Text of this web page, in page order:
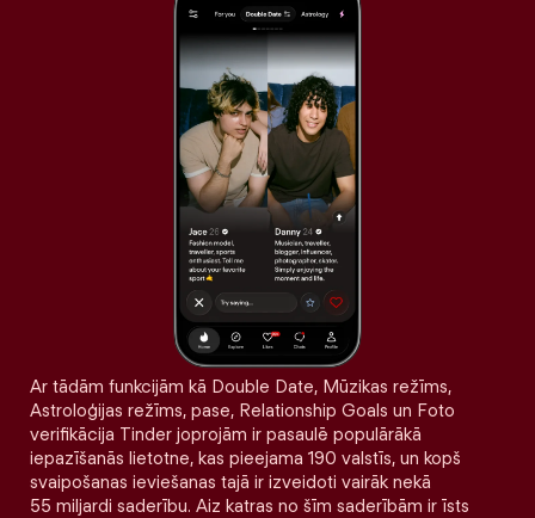
Ar tādām funkcijām kā Double Date, Mūzikas režīms,
Astroloģijas režīms, pase, Relationship Goals un Foto
verifikācija Tinder joprojām ir pasaulē populārākā
iepazīšanās lietotne, kas pieejama 190 valstīs, un kopš
svaipošanas ieviešanas tajā ir izveidoti vairāk nekā
55 miljardi saderību. Aiz katras no šīm saderībām ir īsts